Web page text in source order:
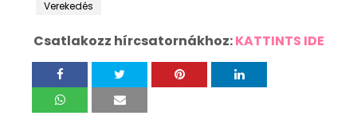
Verekedés
Csatlakozz hírcsatornákhoz:KATTINTS IDE